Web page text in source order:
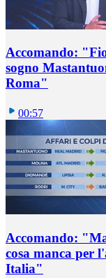
Accomando:
sogno
Roma"
00:57
Accomando:
cosa manca per
Italia"